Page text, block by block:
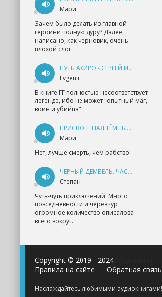
Мари
Зачем было делать из главной
героини полную дуру? Далее,
написано, как черновик, очень
плохой слог.
ПУТЬ АКИРО - СЕРГЕЙ ИЗМАЙЛОВ
Evgenii
В книге ГГ полностью несоответствует
легенде, ибо не может "опытный маг,
воин и убийца"
ПРИСВОЕННАЯ ТЁМНЫМ. ПРОКЛЯТАЯ ЛЮБОВЬ - АННА ГЕРР
Мари
Нет, лучше смерть, чем рабство!
ЧЁРНЫЙ ДЕМБЕЛЬ. ЧАСТЬ 1 - АНДРЕЙ ФЕДИН
Степан
Чуть-чуть приключений. Много
повседневности и черезчур
огромное количество описалова
всего вокруг.
Copyright © 2019 - 2024
Правила на сайте
Обратная связь
Наслаждайтесь любимыми аудиокнигами!